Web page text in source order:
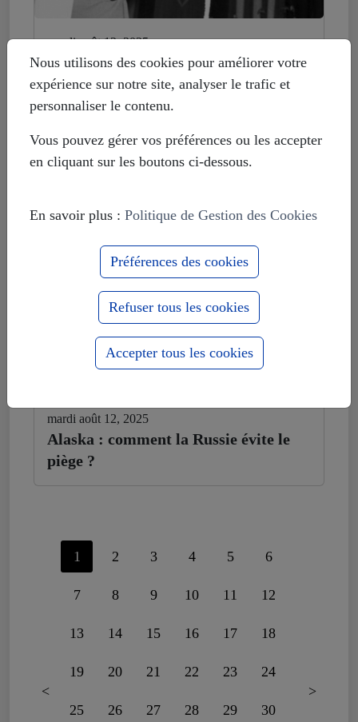
mardi août 12, 2025
Histoire déformée : les Européistes
veulent fonder leur unité sur la
russophobie
mardi août 12, 2025
Alaska : comment la Russie évite le
piège ?
<
1 2 3 4 5 6
7 8 9 10 11 12
13 14 15 16 17 18
19 20 21 22 23 24
25 26 27 28 29 30
>
Nous utilisons des cookies pour améliorer votre
expérience sur notre site, analyser le trafic et
personnaliser le contenu.
Vous pouvez gérer vos préférences ou les accepter
en cliquant sur les boutons ci-dessous.
En savoir plus : Politique de Gestion des Cookies
Préférences des cookies
Refuser tous les cookies
Accepter tous les cookies